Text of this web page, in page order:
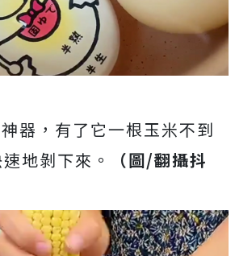
器，有了它一根玉米不到
地剝下來。
（圖/翻攝抖